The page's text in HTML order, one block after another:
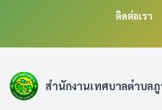
ติดต่อเรา
สำนักงานเทศบาลตำบลภู